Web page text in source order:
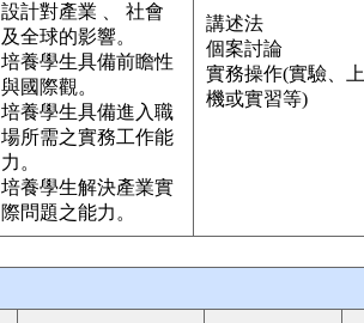
設計對產業 、 社會
及全球的影響。
培養學生具備前瞻性
與國際觀。
培養學生具備進入職
場所需之實務工作能
力。
培養學生解決產業實
際問題之能力。
講述法
個案討論
實務操作(實驗、上
機或實習等)